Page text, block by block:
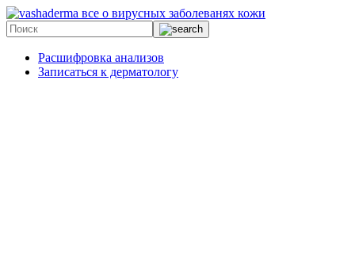
все о вирусных заболеванях кожи
Расшифровка анализов
Записаться к дерматологу